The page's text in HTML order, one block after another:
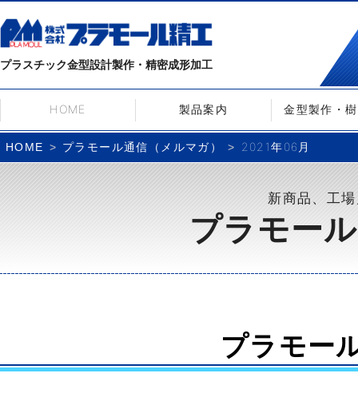
プラスチック金型設計製作・精密成形加工
HOME 製品案内 金型製作・
HOME プラモール通信（メルマガ） 2021年06月
新商品、工
プラモー
プラモー